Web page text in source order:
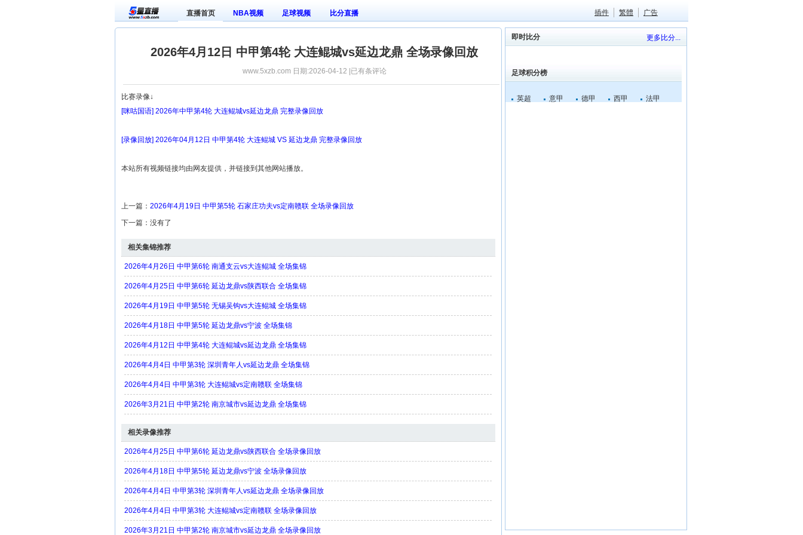
直播首页 NBA视频 足球视频 比分直播 插件 繁體 广告
2026年4月12日 中甲第4轮 大连鲲城vs延边龙鼎 全场录像回放
www.5xzb.com 日期:2026-04-12 |已有条评论
比赛录像↓
[咪咕国语] 2026年中甲第4轮 大连鲲城vs延边龙鼎 完整录像回放
[录像回放] 2026年04月12日 中甲第4轮 大连鲲城 VS 延边龙鼎 完整录像回放
本站所有视频链接均由网友提供，并链接到其他网站播放。
上一篇： 2026年4月19日 中甲第5轮 石家庄功夫vs定南赣联 全场录像回放
下一篇：没有了
相关集锦推荐
2026年4月26日 中甲第6轮 南通支云vs大连鲲城 全场集锦
2026年4月25日 中甲第6轮 延边龙鼎vs陕西联合 全场集锦
2026年4月19日 中甲第5轮 无锡吴钩vs大连鲲城 全场集锦
2026年4月18日 中甲第5轮 延边龙鼎vs宁波 全场集锦
2026年4月12日 中甲第4轮 大连鲲城vs延边龙鼎 全场集锦
2026年4月4日 中甲第3轮 深圳青年人vs延边龙鼎 全场集锦
2026年4月4日 中甲第3轮 大连鲲城vs定南赣联 全场集锦
2026年3月21日 中甲第2轮 南京城市vs延边龙鼎 全场集锦
相关录像推荐
2026年4月25日 中甲第6轮 延边龙鼎vs陕西联合 全场录像回放
2026年4月18日 中甲第5轮 延边龙鼎vs宁波 全场录像回放
2026年4月4日 中甲第3轮 深圳青年人vs延边龙鼎 全场录像回放
2026年4月4日 中甲第3轮 大连鲲城vs定南赣联 全场录像回放
2026年3月21日 中甲第2轮 南京城市vs延边龙鼎 全场录像回放
更多比分...
即时比分
足球积分榜
英超 意甲 德甲 西甲 法甲